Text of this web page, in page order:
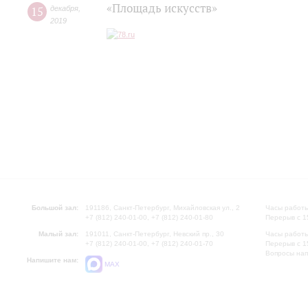
15 декабря
2019
«Площадь искусств»
Большой зал:
191186, Санкт-Петербург, Михайловская ул., 2
+7 (812) 240-01-00, +7 (812) 240-01-80
Малый зал:
191011, Санкт-Петербург, Невский пр., 30
+7 (812) 240-01-00, +7 (812) 240-01-70
Напишите нам:
MAX
Часы
Перерыв с
Часы
Перерыв с
Вопросы